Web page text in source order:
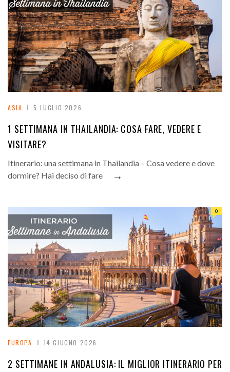
ASIA 5 LUGLIO 2026
1 SETTIMANA IN THAILANDIA: COSA FARE, VEDERE E
VISITARE?
Itinerario: una settimana in Thailandia – Cosa vedere e dove
dormire? Hai deciso di fare
→
EUROPA 14 GIUGNO 2026
0
2 SETTIMANE IN ANDALUSIA: IL MIGLIOR ITINERARIO PER